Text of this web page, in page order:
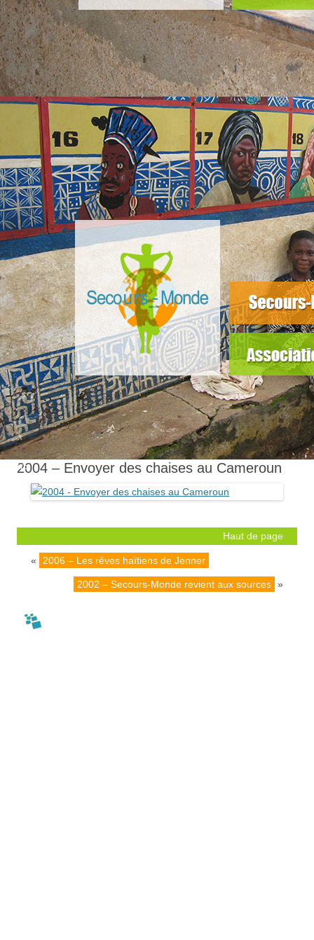
slider4
slider52004 – Envoyer des chaises au Cameroun
Haut de page
« 2006 – Les rêves haïtiens de Jenner
2002 – Secours-Monde revient aux sources »